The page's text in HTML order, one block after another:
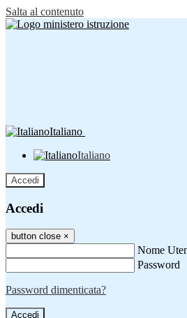
Salta al contenuto
Italiano
Italiano
Accedi
Accedi
button close ×
Nome
Password
Password dimenticata?